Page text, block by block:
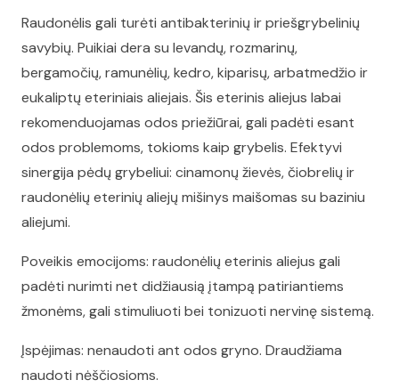
Raudonėlis gali turėti antibakterinių ir priešgrybelinių
savybių. Puikiai dera su levandų, rozmarinų,
bergamočių, ramunėlių, kedro, kiparisų, arbatmedžio ir
eukaliptų eteriniais aliejais. Šis eterinis aliejus labai
rekomenduojamas odos priežiūrai, gali padėti esant
odos problemoms, tokioms kaip grybelis. Efektyvi
sinergija pėdų grybeliui: cinamonų žievės, čiobrelių ir
raudonėlių eterinių aliejų mišinys maišomas su baziniu
aliejumi.
Poveikis emocijoms: raudonėlių eterinis aliejus gali
padėti nurimti net didžiausią įtampą patiriantiems
žmonėms, gali stimuliuoti bei tonizuoti nervinę sistemą.
Įspėjimas: nenaudoti ant odos gryno. Draudžiama
naudoti nėščiosioms.